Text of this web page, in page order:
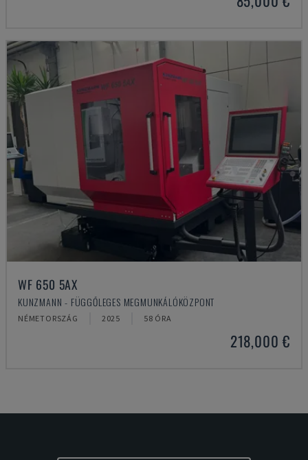
WF 650 5AX
KUNZMANN - FÜGGŐLEGES MEGMUNKÁLÓKÖZPONT
NÉMETORSZÁG 2025 58 ÓRA
218,000 €